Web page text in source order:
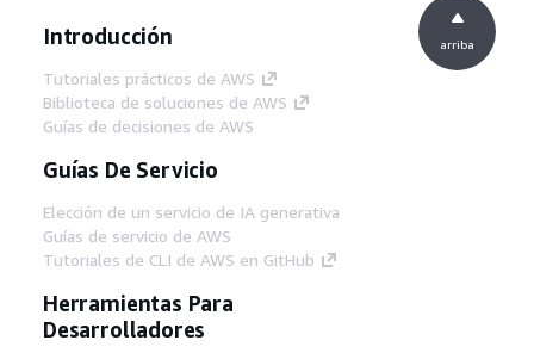
Introducción
Tutoriales prácticos de AWS
Biblioteca de soluciones de AWS
Guías de decisiones de AWS
Guías De Servicio
Elección de un servicio de IA generativa
Guías de servicio de AWS
Tutoriales de CLI de AWS en GitHub
Herramientas Para
Desarrolladores
arriba